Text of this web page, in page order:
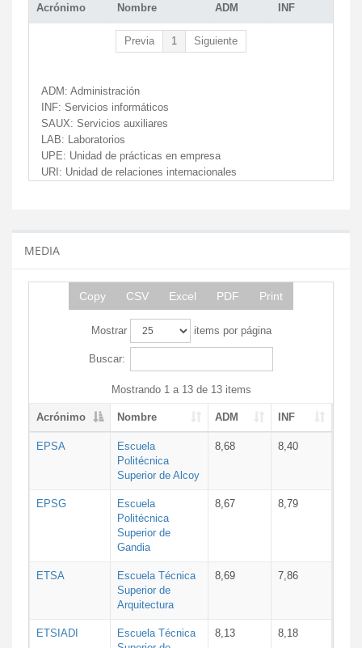
Acrónimo Nombre ADM INF
Previa 1 Siguiente
ADM: Administración
INF: Servicios informáticos
SAUX: Servicios auxiliares
LAB: Laboratorios
UPE: Unidad de prácticas en empresa
URI: Unidad de relaciones internacionales
MEDIA
Copy CSV Excel PDF Print
Mostrar items por página
Buscar:
Mostrando 1 a 13 de 13 items
Acrónimo Nombre ADM INF
EPSA
Escuela
Politécnica
Superior de Alcoy
8,68 8,40
EPSG
Escuela
Politécnica
Superior de
Gandia
8,67 8,79
ETSA
Escuela Técnica
Superior de
Arquitectura
8,69 7,86
ETSIADI
Escuela Técnica
8,13 8,18